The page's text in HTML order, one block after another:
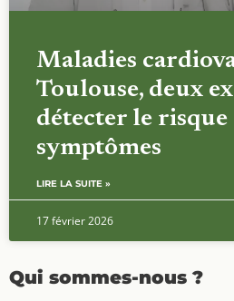
Maladies
Toulouse, deux
détecter le risque
symptômes
LIRE LA SUITE »
17 février 2026
Qui sommes-nous ?